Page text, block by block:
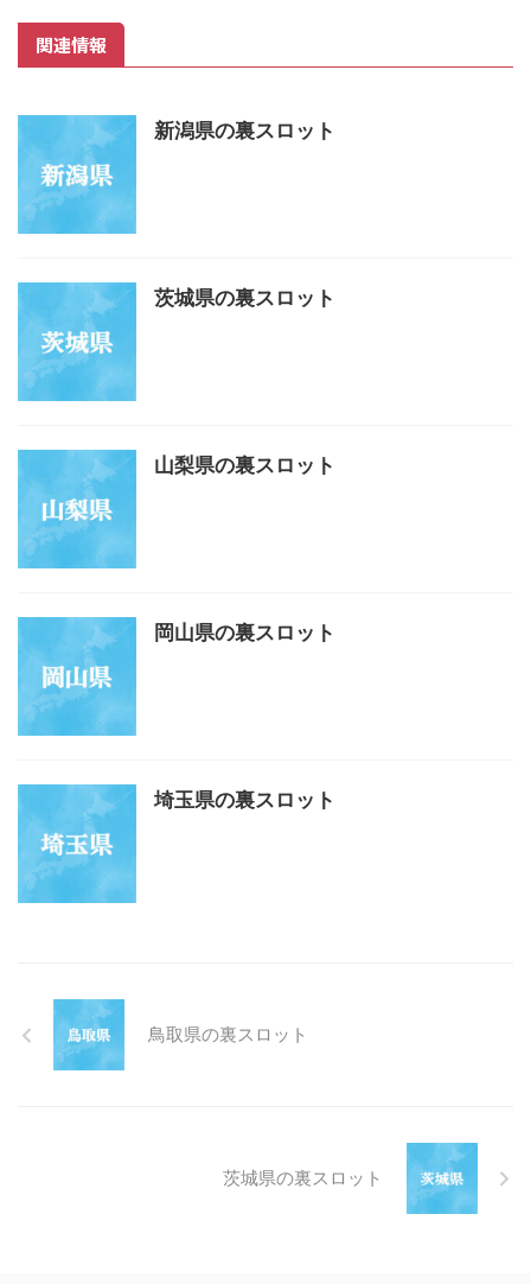
関連情報
新潟県の裏スロット
茨城県の裏スロット
山梨県の裏スロット
岡山県の裏スロット
埼玉県の裏スロット
鳥取県の裏スロット
茨城県の裏スロット